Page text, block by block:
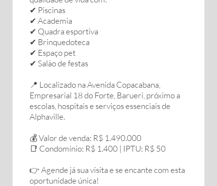
✔ Piscinas
✔ Academia
✔ Quadra esportiva
✔ Brinquedoteca
✔ Espaço pet
✔ Salão de festas
📍 Localizado na Avenida Copacabana,
Empresarial 18 do Forte, Barueri, próximo a
escolas, hospitais e serviços essenciais de
Alphaville.
💰 Valor de venda: R$ 1.490.000
📑 Condomínio: R$ 1.400 | IPTU: R$ 50
👉 Agende já sua visita e se encante com esta
oportunidade única!